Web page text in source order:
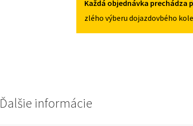
155/90R18
5X114,3
Každá objednávka
zlého výberu dojazdovbého
Ďalšie informácie